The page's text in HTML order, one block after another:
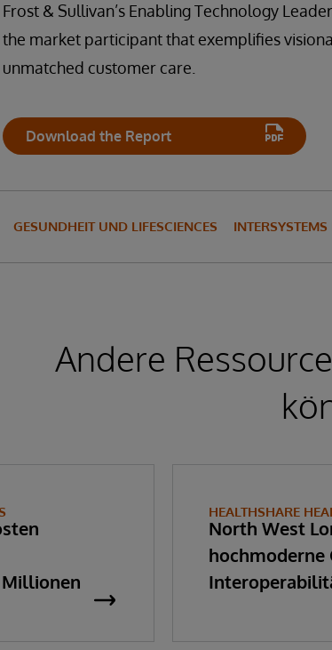
Frost & Sullivan’s Enabling Technology
the market participant that exemplifies
unmatched customer care.
Download the Report
GESUNDHEIT UND LIFESCIENCES
Andere
Millionen
HEALTHSHARE
North West
hochmoderne